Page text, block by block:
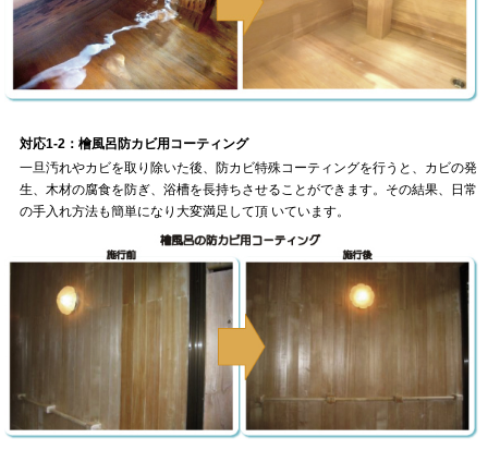
対応1-2：檜風呂防カビ用コーティング
一旦汚れやカビを取り除いた後、防カビ特殊コーティングを行うと、カビの発
生、木材の腐食を防ぎ、浴槽を長持ちさせることができます。その結果、日常
の手入れ方法も簡単になり大変満足して頂 いています。